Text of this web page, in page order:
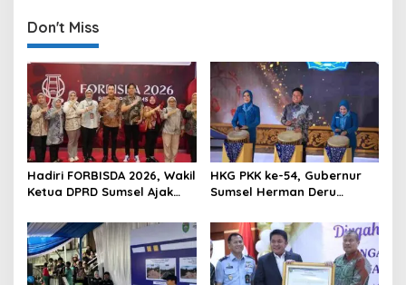
a
v
i
g
a
t
i
n
Don't Miss
Hadiri FORBISDA 2026, Wakil
Ketua DPRD Sumsel Ajak
Kekuatan Ekonomi Baru
HKG PKK ke-54, Gubernur
Sumsel Herman Deru
dan Penguatan Peran
Perempuan